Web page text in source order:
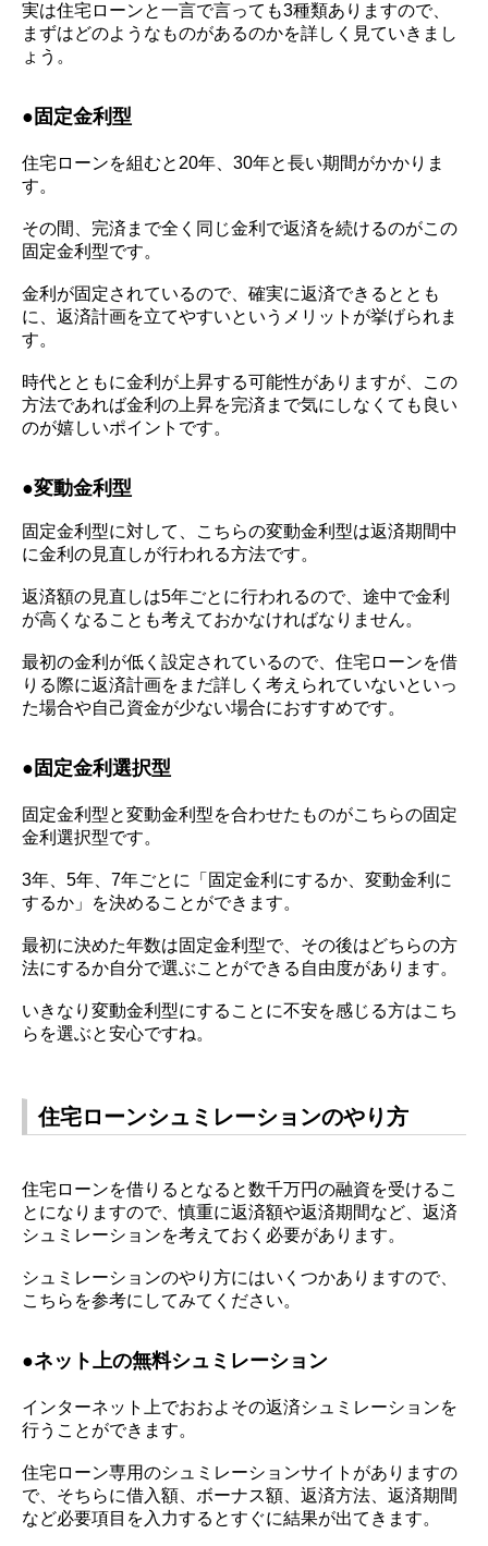
実は住宅ローンと一言で言っても3種類ありますので、
まずはどのようなものがあるのかを詳しく見ていきまし
ょう。
● 固定金利型
住宅ローンを組むと 20年、 30年と長い期間がかかりま
す。
その間、完済まで全く同じ金利で返済を続けるのがこの
固定金利型です。
金利が固定されているので、確実に返済できるととも
に、返済計画を立てやすいというメリットが挙げられま
す。
時代とともに金利が上昇する可能性がありますが、この
方法であれば金利の上昇を完済まで気にしなくても良い
のが嬉しいポイントです。
●変動金利型
固定金利型に対して、こちらの変動金利型は返済期間中
に金利の見直しが行われる方法です。
返済額の見直しは5年ごとに行われるので、途中で金利
が高くなることも考えておかなければなりません。
最初の金利が低く設定されているので、住宅ローンを借
りる際に返済計画をまだ詳しく考えられていないといっ
た場合や自己資金が少ない場合におすすめです。
● 固定金利選択型
固定金利型と変動金利型を合わせたものがこちらの固定
金利選択型です。
3年、 5年、 7年ごとに「固定金利にするか、変動金利に
するか」を決めることができます。
最初に決めた年数は固定金利型で、その後はどちらの方
法にするか自分で選ぶことができる自由度があります。
いきなり変動金利型にすることに不安を感じる方はこち
らを選ぶと安心ですね。
住宅ローンシュミレーションのやり方
住宅ローンを借りるとなると数千万円の融資を受けるこ
とになりますので、慎重に返済額や返済期間など、返済
シュミレーションを考えておく必要があります。
シュミレーションのやり方にはいくつかありますので、
こちらを参考にしてみてください。
●ネット上の無料シュミレーション
インターネット上でおおよその返済シュミレーションを
行うことができます。
住宅ローン専用のシュミレーションサイトがありますの
で、そちらに借入額、ボーナス額、返済方法、返済期間
など必要項目を入力するとすぐに結果が出てきます。